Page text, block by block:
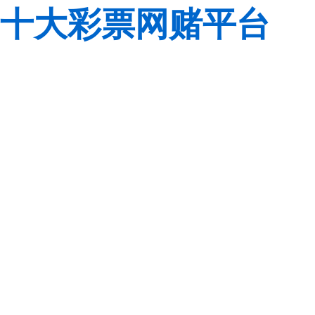
十大彩票网赌平台